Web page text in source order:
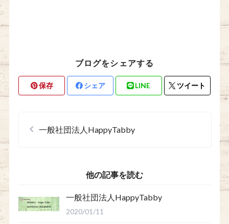
ブログをシェアする
保存 シェア LINE ツイート
一般社団法人HappyTabby
他の記事を読む
一般社団法人HappyTabby
2020/01/11